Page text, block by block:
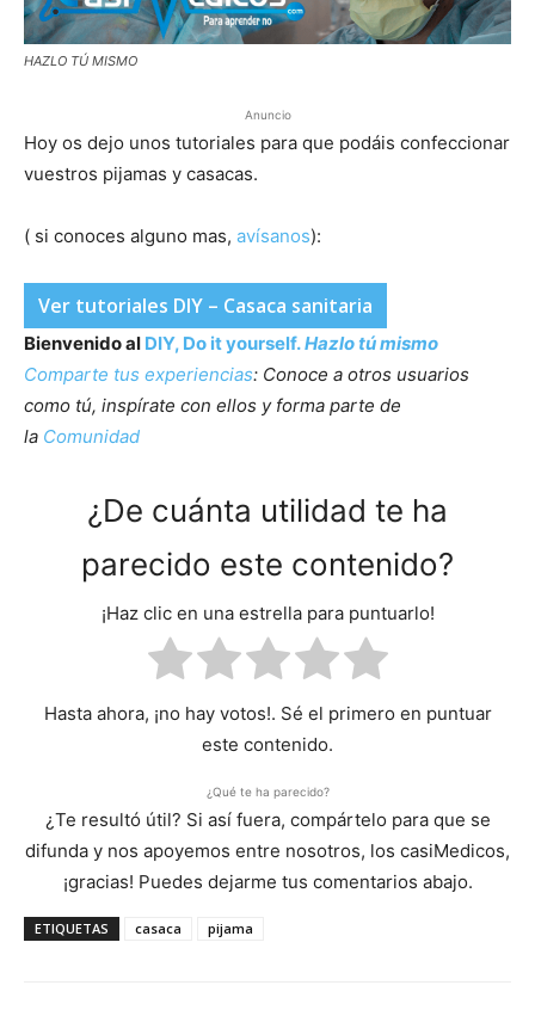
HAZLO TÚ MISMO
Anuncio
Hoy os dejo unos tutoriales para que podáis confeccionar
vuestros pijamas y casacas.
( si conoces alguno mas, avísanos):
Ver tutoriales DIY – Casaca sanitaria
Bienvenido al DIY, Do it yourself.Hazlo tú mismo
Comparte tus experiencias: Conoce a otros usuarios
como tú, inspírate con ellos y forma parte de
la Comunidad
¿De cuánta utilidad te ha
parecido este contenido?
¡Haz clic en una estrella para puntuarlo!
Hasta ahora, ¡no hay votos!. Sé el primero en puntuar
este contenido.
¿Qué te ha parecido?
¿Te resultó útil? Si así fuera, compártelo para que se
difunda y nos apoyemos entre nosotros, los casiMedicos,
¡gracias! Puedes dejarme tus comentarios abajo.
ETIQUETAS casaca pijama